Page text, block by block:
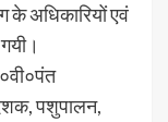
के अधिकारियों एवं
पशुपालन,